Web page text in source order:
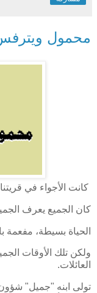
محمول
كانت الأجواء في
كان الجميع يعرف
الحياة بسيطة، مفعمة
ولكن تلك الأوقات
العائلات.
تولى ابنه "جميل" شؤون